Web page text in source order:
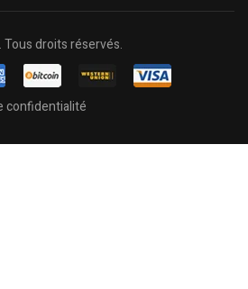
. Tous droits réservés.
confidentialité